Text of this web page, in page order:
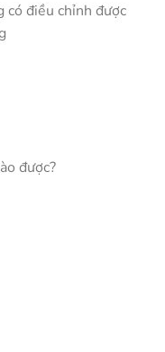
có điều chỉnh được
được?